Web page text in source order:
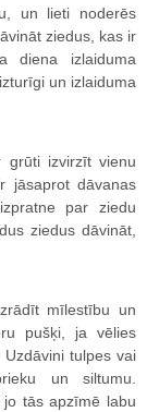
un lieti noderēs
ziedus, kas ir
diena izlaiduma
un izlaiduma
grūti izvirzīt vienu
jāsaprot dāvanas
par ziedu
ziedus dāvināt,
mīlestību un
pušķi, ja vēlies
tulpes vai
un siltumu.
jo tās apzīmē labu